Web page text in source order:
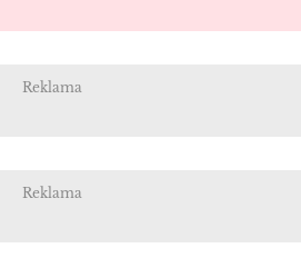
Reklama
Reklama